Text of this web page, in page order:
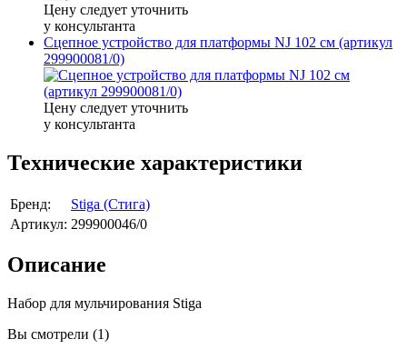
Цену следует уточнить
у консультанта
Сцепное устройство для платформы NJ 102 cм (артикул
299900081/0)
Цену следует уточнить
у консультанта
Технические характеристики
Бренд:
Stiga (Стига)
Артикул: 299900046/0
Описание
Набор для мульчирования Stiga
Вы смотрели (1)